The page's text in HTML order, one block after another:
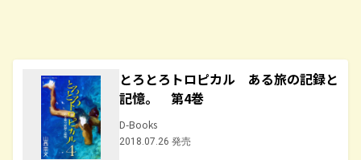
とろとろトロピカル ある旅の記録と
記憶。 第4巻
D-Books
2018.07.26 発売